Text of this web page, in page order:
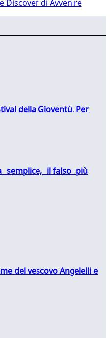
Discover di Avvenire
della Gioventù. Per
semplice, il falso più
del vescovo Angelelli e